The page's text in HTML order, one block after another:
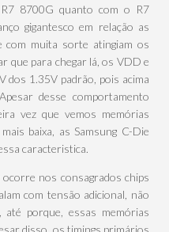
8700G quanto com o R7
gigantesco em relação as
com muita sorte atingiam os
que para chegar lá, os VDD e
dos 1.35V padrão, pois acima
desse comportamento
vez que vemos memórias
baixa, as Samsung C-Die
caracteristica.
nos consagrados chips
com tensão adicional, não
porque, essas memórias